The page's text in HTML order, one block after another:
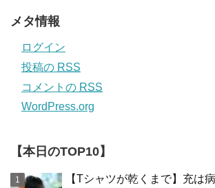
メタ情報
ログイン
投稿の RSS
コメントの RSS
WordPress.org
【本日のTOP10】
【Tシャツが乾くまで】充は